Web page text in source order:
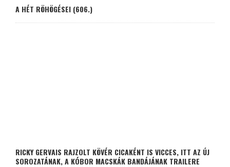
A HÉT RÖHÖGÉSEI (606.)
RICKY GERVAIS RAJZOLT KÖVÉR CICAKÉNT IS VICCES, ITT AZ ÚJ
SOROZATÁNAK, A KÓBOR MACSKÁK BANDÁJÁNAK TRAILERE